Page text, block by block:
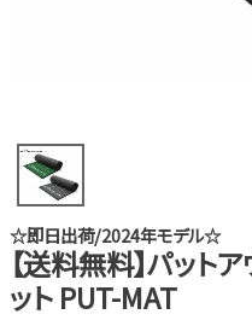
☆即日出荷/2024年モデル☆
【送料無料】パット
ット PUT-MAT